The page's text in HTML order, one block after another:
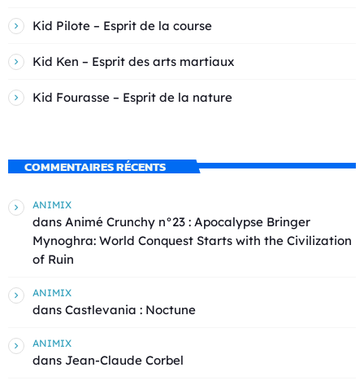
Kid Pilote – Esprit de la course
Kid Ken – Esprit des arts martiaux
Kid Fourasse – Esprit de la nature
COMMENTAIRES RÉCENTS
ANIMIX
dans Animé Crunchy n°23 : Apocalypse Bringer
Mynoghra: World Conquest Starts with the Civilization
of Ruin
ANIMIX
dans Castlevania : Noctune
ANIMIX
dans Jean-Claude Corbel